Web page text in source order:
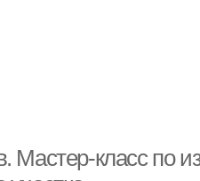
Мастер-класс по